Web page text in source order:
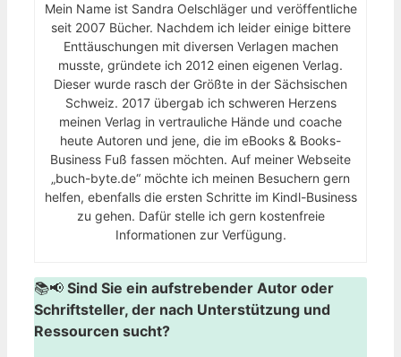
Mein Name ist Sandra Oelschläger und veröffentliche
seit 2007 Bücher. Nachdem ich leider einige bittere
Enttäuschungen mit diversen Verlagen machen
musste, gründete ich 2012 einen eigenen Verlag.
Dieser wurde rasch der Größte in der Sächsischen
Schweiz. 2017 übergab ich schweren Herzens
meinen Verlag in vertrauliche Hände und coache
heute Autoren und jene, die im eBooks & Books-
Business Fuß fassen möchten. Auf meiner Webseite
„buch-byte.de“ möchte ich meinen Besuchern gern
helfen, ebenfalls die ersten Schritte im Kindl-Business
zu gehen. Dafür stelle ich gern kostenfreie
Informationen zur Verfügung.
📚📢 Sind Sie ein aufstrebender Autor oder
Schriftsteller, der nach Unterstützung und
Ressourcen sucht?